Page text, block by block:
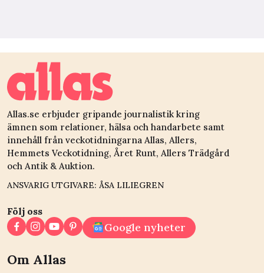
Allas.se erbjuder gripande journalistik kring
ämnen som relationer, hälsa och handarbete samt
innehåll från veckotidningarna Allas, Allers,
Hemmets Veckotidning, Året Runt, Allers Trädgård
och Antik & Auktion.
ANSVARIG UTGIVARE: ÅSA LILIEGREN
Följ oss
Google nyheter
Om Allas